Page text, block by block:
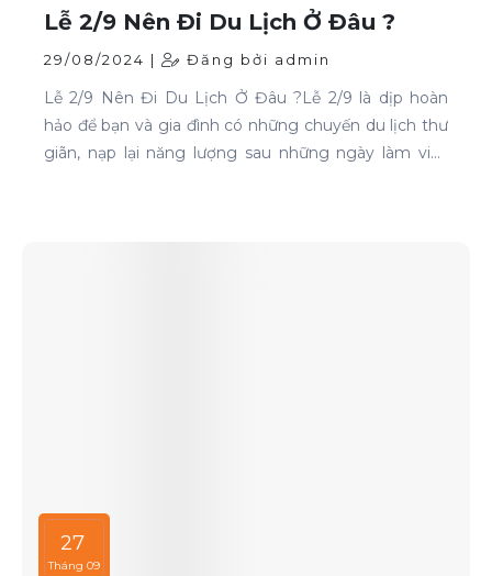
Lễ 2/9 Nên Đi Du Lịch Ở Đâu ?
29/08/2024 | Đăng bởi admin
Lễ 2/9 Nên Đi Du Lịch Ở Đâu ?Lễ 2/9 là dịp hoàn
hảo để bạn và gia đình có những chuyến du lịch thư
giãn, nạp lại năng lượng sau những ngày làm việc
27
Tháng 09